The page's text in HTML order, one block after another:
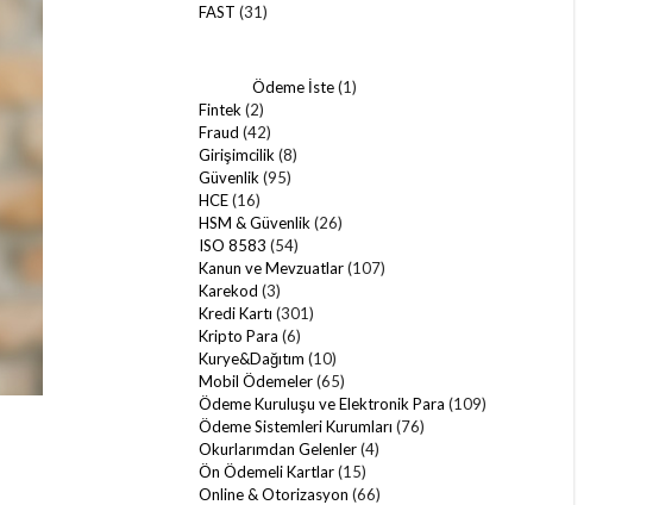
FAST (31)
Ödeme İste(1)
Fintek (2)
Fraud (42)
Girişimcilik (8)
Güvenlik (95)
HCE(16)
HSM & Güvenlik (26)
ISO 8583 (54)
Kanun ve Mevzuatlar(107)
Karekod (3)
Kredi Kartı (301)
Kripto Para (6)
Kurye&Dağıtım (10)
Mobil Ödemeler(65)
Ödeme Kuruluşu ve Elektronik Para (109)
Ödeme Sistemleri Kurumları (76)
Okurlarımdan Gelenler(4)
Ön Ödemeli Kartlar(15)
Online & Otorizasyon (66)